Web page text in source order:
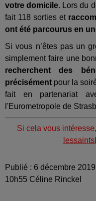
votre domicile. Lors du
fait 118 sorties et
ont été parcourus en
Si vous n’êtes pas un
simplement faire une
recherchent des
précisément pour la
fait en partenariat
l'Eurometropole de
Si cela vous
Publié : 6 décembre
10h55 Céline Rinckel